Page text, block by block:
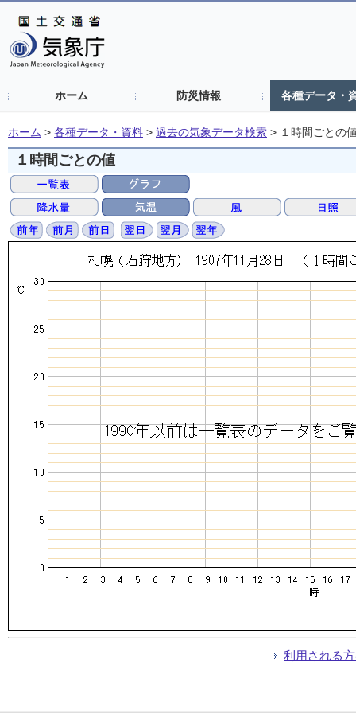
ホーム 防災情報 各種データ・
ホーム > 各種データ・資料 > 過去の気象データ検索 > １時間ごとの
１時間ごとの値
利用される